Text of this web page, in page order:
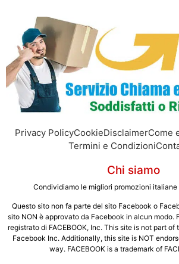
Privacy PolicyCookieDisclaimerCome
Termini e Condizioni
Chi siamo
Condividiamo le migliori promozioni italiane
Questo sito non fa parte del sito Facebook o
sito NON è approvato da Facebook in alcun modo.
registrato di FACEBOOK, Inc. This site is not part
Facebook Inc. Additionally, this site is NOT
way. FACEBOOK is a trademark of